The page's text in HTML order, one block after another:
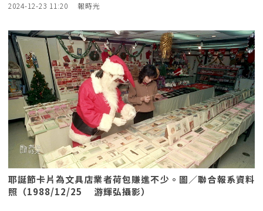
2024-12-23 11:20 報時光
耶誕節卡片為文具店業者荷包賺進不少。圖／聯合報系資料
照（1988/12/25 游輝弘攝影）